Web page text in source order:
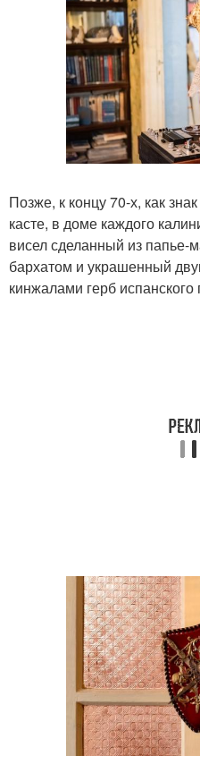
Позже, к концу 70-х, как
касте, в доме каждого
висел сделанный из
бархатом и украшенный
кинжалами герб